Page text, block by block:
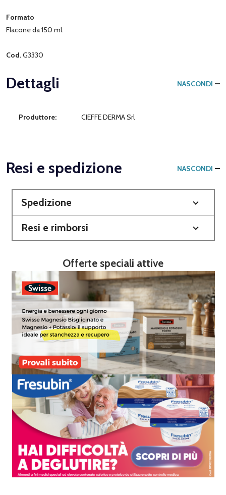
Formato
Flacone da 150 ml.
Cod.G3330
Dettagli NASCONDI
Produttore: CIEFFE DERMA Srl
Resi e spedizione NASCONDI
Spedizione
Resi e rimborsi
Offerte speciali attive